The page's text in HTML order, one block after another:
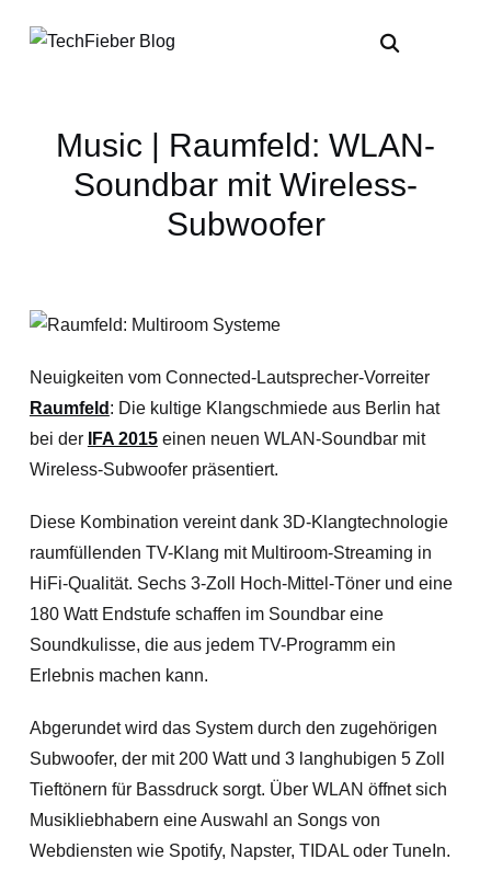
Music | Raumfeld: WLAN-
Soundbar mit Wireless-
Subwoofer
Neuigkeiten vom Connected-Lautsprecher-Vorreiter
Raumfeld : Die kultige Klangschmiede aus Berlin hat
bei der
IFA 2015einen neuen WLAN-Soundbar mit
Wireless-Subwoofer präsentiert.
Diese Kombination vereint dank 3D-Klangtechnologie
raumfüllenden TV-Klang mit Multiroom-Streaming in
HiFi-Qualität. Sechs 3-Zoll Hoch-Mittel-Töner und eine
180 Watt Endstufe schaffen im Soundbar eine
Soundkulisse, die aus jedem TV-Programm ein
Erlebnis machen kann.
Abgerundet wird das System durch den zugehörigen
Subwoofer, der mit 200 Watt und 3 langhubigen 5 Zoll
Tieftönern für Bassdruck sorgt. Über WLAN öffnet sich
Musikliebhabern eine Auswahl an Songs von
Webdiensten wie Spotify, Napster, TIDAL oder TuneIn.